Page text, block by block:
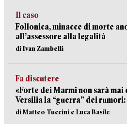
Il caso
Follonica, minacce di morte
all’assessore alla legalità
di Ivan Zambelli
Fa discutere
«Forte dei Marmi non sarà mai
Versilia la “guerra” dei
di Matteo Tuccini e Luca Basile